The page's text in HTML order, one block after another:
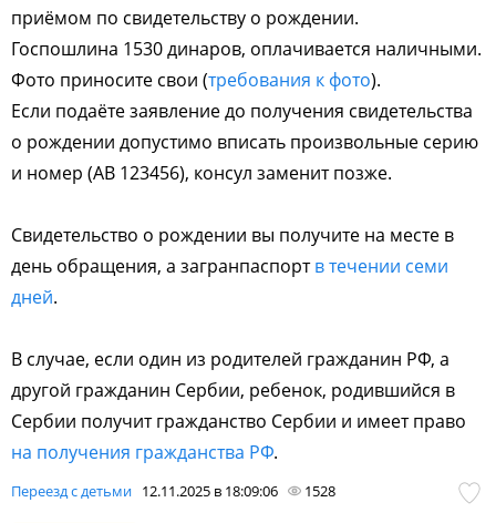
приёмом по свидетельству о рождении.
Госпошлина 1530 динаров, оплачивается наличными.
Фото приносите свои (требования к фото).
Если подаёте заявление до получения свидетельства
о рождении допустимо вписать произвольные серию
и номер (АВ 123456), консул заменит позже.
Свидетельство о рождении вы получите на месте в
день обращения, а загранпаспортв течении семи
дней.
В случае, если один из родителей гражданин РФ, а
другой гражданин Сербии, ребенок, родившийся в
Сербии получит гражданство Сербии и имеет право
на получения гражданства РФ.
Переезд с детьми 12.11.2025 в 18:09:06 1528